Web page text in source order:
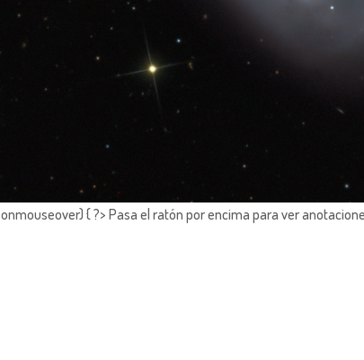
onmouseover) { ?> Pasa el ratón por encima para ver